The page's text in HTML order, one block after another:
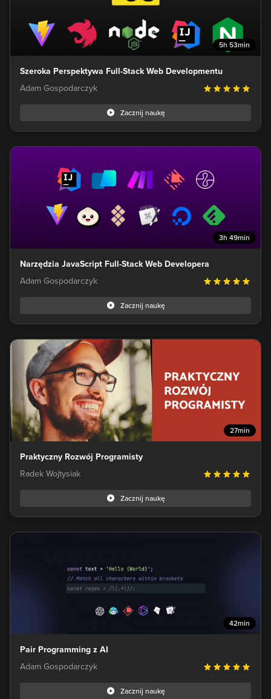
5h 53min
Szeroka Perspektywa Full-Stack Web Developmentu
Adam Gospodarczyk
Zacznij naukę
3h 49min
Narzędzia JavaScript Full-Stack Web Developera
Adam Gospodarczyk
Zacznij naukę
27min
Praktyczny Rozwój Programisty
Radek Wojtysiak
Zacznij naukę
42min
Pair Programming z AI
Adam Gospodarczyk
Zacznij naukę